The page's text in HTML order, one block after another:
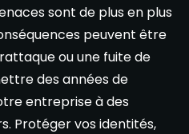
sont de plus en plus
peuvent être
ou une fuite de
des années de
entreprise à des
Protéger vos identités,